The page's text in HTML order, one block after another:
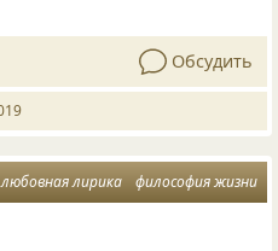
Обсудить
любовная лирика философия жизни